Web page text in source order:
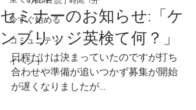
今すぐ始める
コミュニティ
イベント
セミナーのお知らせ:「ケ
ンブリッジ英検て何？」
日程だけは決まっていたのですが打ち
合わせや準備が追いつかず募集が開始
が遅くなりましたが…